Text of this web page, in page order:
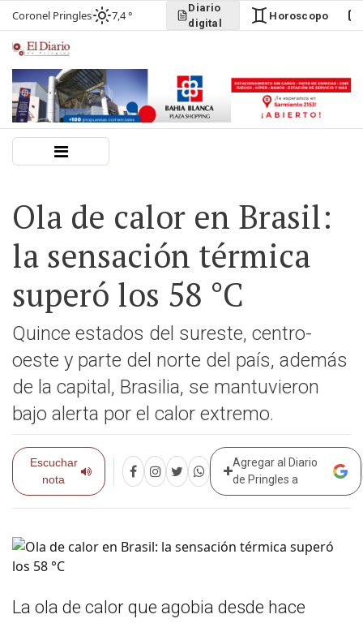
Coronel Pringles 7,4 °
Diario
digital
Horoscopo
Ola de calor en Brasil:
la sensación térmica
superó los 58 °C
Quince estados del sureste, centro-
oeste y parte del norte del país, además
de la capital, Brasilia, se mantuvieron
bajo alerta por el calor extremo.
Escuchar
nota
Agregar al Diario
de Pringles a
La ola de calor que agobia desde hace